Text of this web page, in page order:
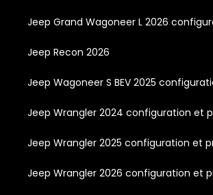
Jeep Grand Wagoneer L 2026
Jeep Recon 2026
Jeep Wagoneer S BEV 2025
Jeep Wrangler 2024 configuration et
Jeep Wrangler 2025 configuration et
Jeep Wrangler 2026 configuration et